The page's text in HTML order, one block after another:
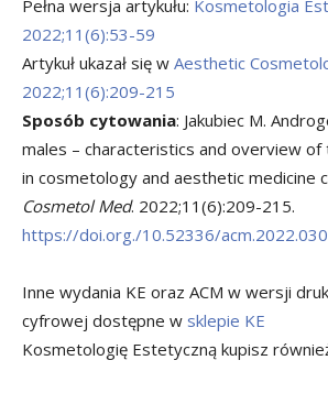
Pełna wersja artykułu: Kosmetologia
2022;11(6):53-59
Artykuł ukazał się w Aesthetic
2022;11(6):209-215
Sposób cytowania: Jakubiec M.
males – characteristics and overview of
in cosmetology and aesthetic medicine
Cosmetol Med. 2022;11(6):209-215.
https://doi.org./10.52336/acm.2022.030
Inne wydania KE oraz ACM w wersji
cyfrowej dostępne w sklepie KE
Kosmetologię Estetyczną kupisz